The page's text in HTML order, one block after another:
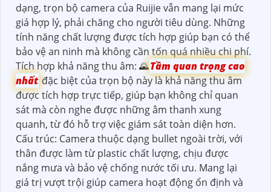
dạng, trọn bộ camera của Ruijie vẫn mang lại mức
giá hợp lý, phải chăng cho người tiêu dùng. Những
tính năng chất lượng được tích hợp giúp bạn có thể
bảo vệ an ninh mà không cần tốn quá nhiều chi phí.
Tích hợp khả năng thu âm: 🌄Tầm quan trọng cao
nhất đặc biệt của trọn bộ này là khả năng thu âm
được tích hợp trực tiếp, giúp bạn không chỉ quan
sát mà còn nghe được những âm thanh xung
quanh, từ đó hỗ trợ việc giám sát toàn diện hơn.
Cấu trúc: Camera thuộc dạng bullet ngoài trời, với
thân được làm từ plastic chất lượng, chịu được
nắng mưa và bảo vệ chống nước tối ưu. Mang lại
giá trị vượt trội giúp camera hoạt động ổn định và